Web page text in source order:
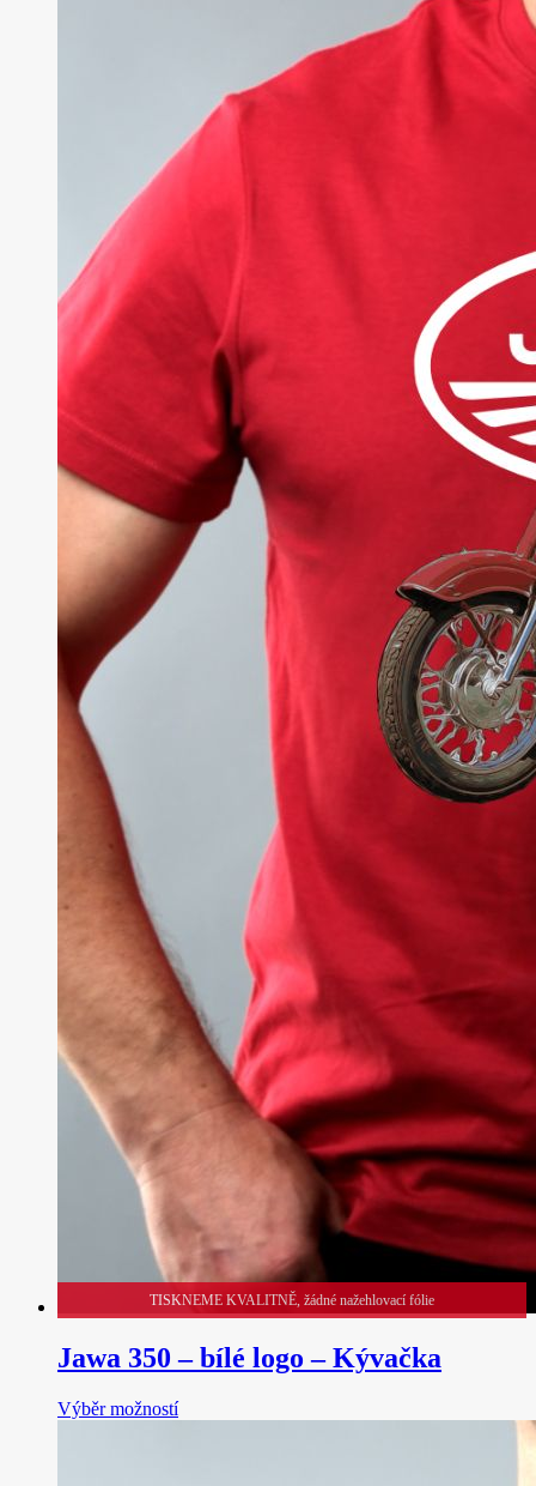
TISKNEME KVALITNĚ, žádné nažehlovací fólie
Jawa 350 – bílé logo – Kývačka
Výběr možnostíTento